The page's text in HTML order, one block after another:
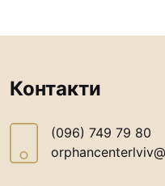
Контакти
(096) 749 79 80